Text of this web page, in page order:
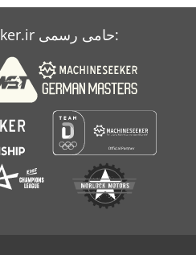
Machine-Seeker.ir حامی رسمی: